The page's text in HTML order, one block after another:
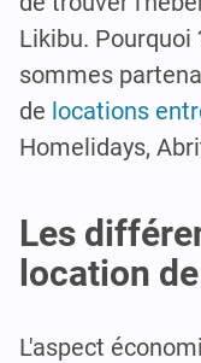
Likibu. Pourquoi
sommes
de locations
Homelidays,
Les
location
L'aspect